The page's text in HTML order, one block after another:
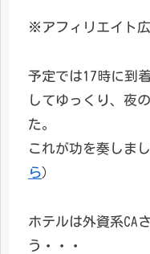
※アフィリエイト
予定では17時に到
してゆっくり、夜
た。
これが功を奏しま
ら）
ホテルは外資系CA
う・・・